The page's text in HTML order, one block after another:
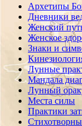
Архетипы
Дневники
Женский
Женское
Знаки и
Лунные
Мандала
Лунный
Места силы
Практики